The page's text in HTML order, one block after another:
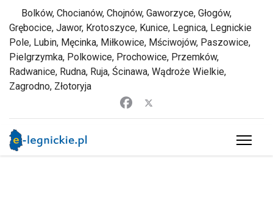
Bolków, Chocianów, Chojnów, Gaworzyce, Głogów,
Grębocice, Jawor, Krotoszyce, Kunice, Legnica, Legnickie
Pole, Lubin, Męcinka, Miłkowice, Mściwojów, Paszowice,
Pielgrzymka, Polkowice, Prochowice, Przemków,
Radwanice, Rudna, Ruja, Ścinawa, Wądroże Wielkie,
Zagrodno, Złotoryja